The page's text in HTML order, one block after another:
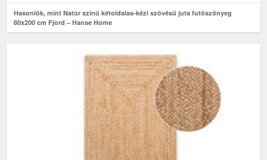
Hasonlók, mint Natúr színű kétoldalas-kézi szövésű juta futószőnyeg
80x200 cm Fjord – Hanse Home